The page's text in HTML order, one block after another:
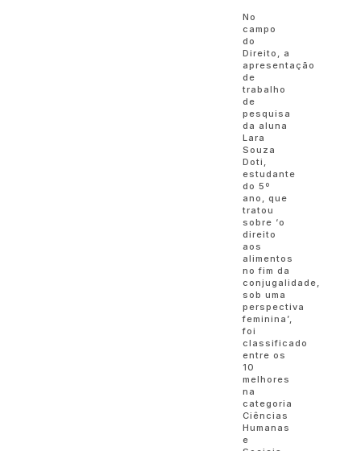
No
campo
do
Direito, a
apresentação
de
trabalho
de
pesquisa
da aluna
Lara
Souza
Doti,
estudante
do 5º
ano, que
tratou
sobre ‘o
direito
aos
alimentos
no fim da
conjugalidade,
sob uma
perspectiva
feminina’,
foi
classificado
entre os
10
melhores
na
categoria
Ciências
Humanas
e